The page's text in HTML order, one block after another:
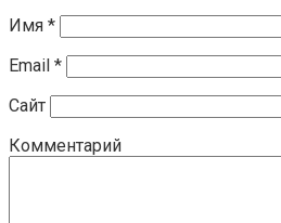
Имя *
Email *
Сайт
Комментарий